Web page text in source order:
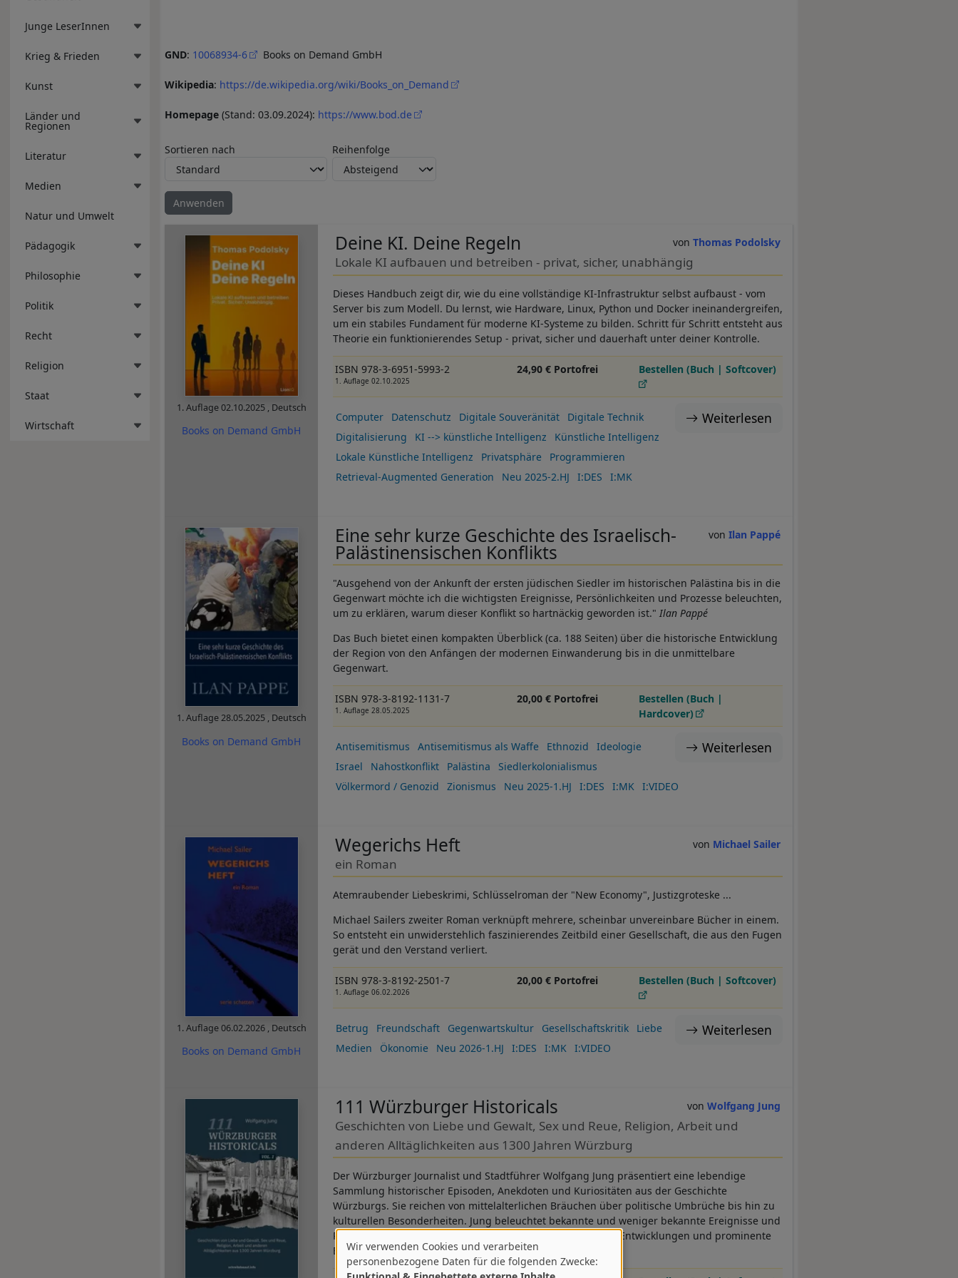
Junge LeserInnen
Krieg & Frieden
Kunst
Länder und
Regionen
Literatur
Medien
Natur und Umwelt
Pädagogik
Philosophie
Politik
Recht
Religion
Staat
Wirtschaft
GND: 10068934-6 Books on Demand GmbH
Wikipedia: https://de.wikipedia.org/wiki/Books_on_Demand
Homepage (Stand: 03.09.2024): https://www.bod.de
Sortieren nach Reihenfolge
1. Auflage02.10.2025 , Deutsch
Books on Demand GmbH
Thomas Podolsky
Deine KI. Deine Regeln
Lokale KI aufbauen und betreiben - privat, sicher, unabhängig
Dieses Handbuch zeigt dir, wie du eine vollständige KI-Infrastruktur selbst aufbaust - vom
Server bis zum Modell. Du lernst, wie Hardware, Linux, Python und Docker ineinandergreifen,
um ein stabiles Fundament für moderne KI-Systeme zu bilden. Schritt für Schritt entsteht aus
Theorie ein funktionierendes Setup - privat, sicher und dauerhaft unter deiner Kontrolle.
ISBN 978-3-6951-5993-2
1. Auflage 02.10.2025
24,90 € Portofrei Bestellen (Buch | Softcover)
Weiterlesen
Computer Datenschutz Digitale Souveränität
Digitale Technik
Digitalisierung
KI --> künstliche Intelligenz
Künstliche Intelligenz
Lokale Künstliche Intelligenz
Privatsphäre
Programmieren
Retrieval-Augmented Generation
Neu 2025-2.HJ I:DES I:MK
1. Auflage28.05.2025 , Deutsch
Books on Demand GmbH
Ilan Pappé
Eine sehr kurze Geschichte des Israelisch-
Palästinensischen Konflikts
"Ausgehend von der Ankunft der ersten jüdischen Siedler im historischen Palästina bis in die
Gegenwart möchte ich die wichtigsten Ereignisse, Persönlichkeiten und Prozesse beleuchten,
um zu erklären, warum dieser Konflikt so hartnäckig geworden ist." Ilan Pappé
Das Buch bietet einen kompakten Überblick (ca. 188 Seiten) über die historische Entwicklung
der Region von den Anfängen der modernen Einwanderung bis in die unmittelbare
Gegenwart.
ISBN 978-3-8192-1131-7
1. Auflage 28.05.2025
20,00 € Portofrei
Bestellen (Buch |
Hardcover)
Weiterlesen
Antisemitismus Antisemitismus als Waffe Ethnozid
Ideologie
Israel
Nahostkonflikt Palästina
Siedlerkolonialismus
Völkermord / Genozid
Zionismus Neu 2025-1.HJ I:DES I:MK I:VIDEO
1. Auflage06.02.2026 , Deutsch
Books on Demand GmbH
Michael Sailer
Wegerichs Heft
ein Roman
Atemraubender Liebeskrimi, Schlüsselroman der "New Economy", Justizgroteske ...
Michael Sailers zweiter Roman verknüpft mehrere, scheinbar unvereinbare Bücher in einem.
So entsteht ein unwiderstehlich faszinierendes Zeitbild einer Gesellschaft, die aus den Fugen
gerät und den Verstand verliert.
ISBN 978-3-8192-2501-7
1. Auflage 06.02.2026
20,00 € Portofrei Bestellen (Buch | Softcover)
Weiterlesen
Betrug Freundschaft Gegenwartskultur Gesellschaftskritik
Liebe
Medien
Ökonomie Neu 2026-1.HJ I:DES I:MK I:VIDEO
Wolfgang Jung
111 Würzburger Historicals
Geschichten von Liebe und Gewalt, Sex und Reue, Religion, Arbeit und
anderen Alltäglichkeiten aus 1300 Jahren Würzburg
Der Würzburger Journalist und Stadtführer Wolfgang Jung präsentiert eine lebendige
Sammlung historischer Episoden, Anekdoten und Kuriositäten aus der Geschichte
Würzburgs. Sie reichen von mittelalterlichen Bräuchen über politische Umbrüche bis hin zu
kulturellen Besonderheiten. Jung beleuchtet bekannte und weniger bekannte Ereignisse und
Persönlichkeiten, darunter lokale Mythen, gesellschaftliche Entwicklungen und prominente
Besucher der Stadt.
Verwendung
Wir verwenden Cookies und verarbeiten
personenbezogene Daten für die folgenden Zwecke: